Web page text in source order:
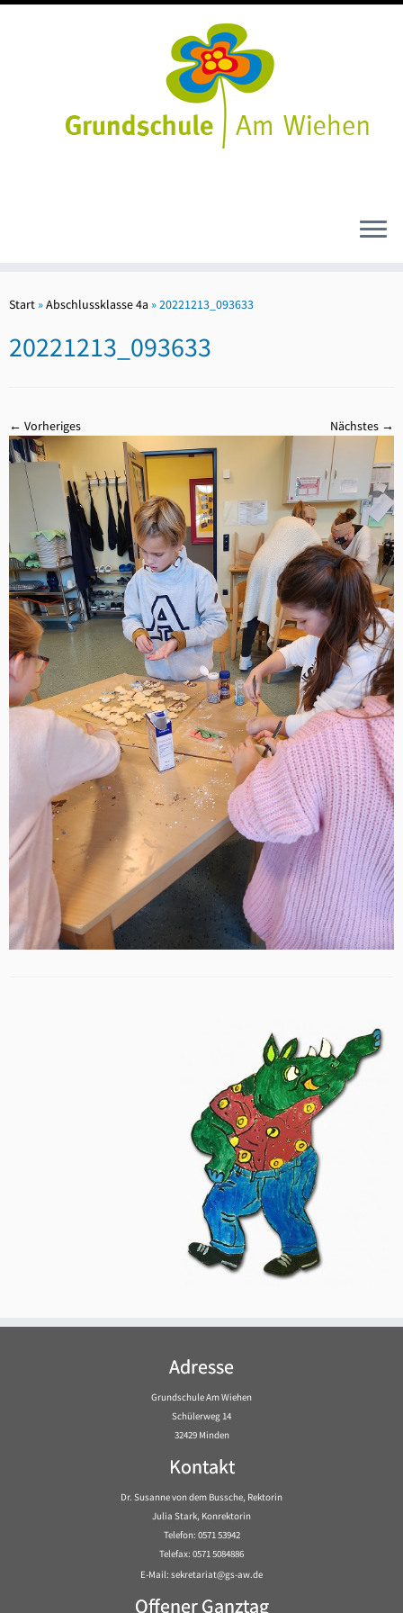
Inhalt
Start »Abschlussklasse 4a »20221213_093633
20221213_093633
← Vorheriges Nächstes →
Adresse
Grundschule Am Wiehen
Schülerweg 14
32429 Minden
Kontakt
Dr. Susanne von dem Bussche, Rektorin
Julia Stark, Konrektorin
Telefon: 0571 53942
Telefax: 0571 5084886
E-Mail: sekretariat@gs-aw.de
Offener Ganztag